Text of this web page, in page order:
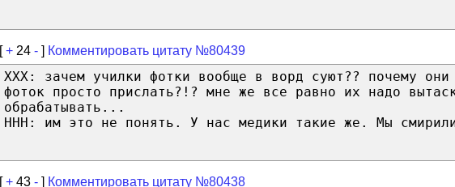
[+ 24 - ] Комментировать цитату №80439
ХХХ: зачем училки фотки вообще в ворд суют?? почему они
фоток просто прислать?!? мне же все равно их надо
обрабатывать...
ННН: им это не понять. У нас медики такие же. Мы
[+ 43 - ] Комментировать цитату №80438